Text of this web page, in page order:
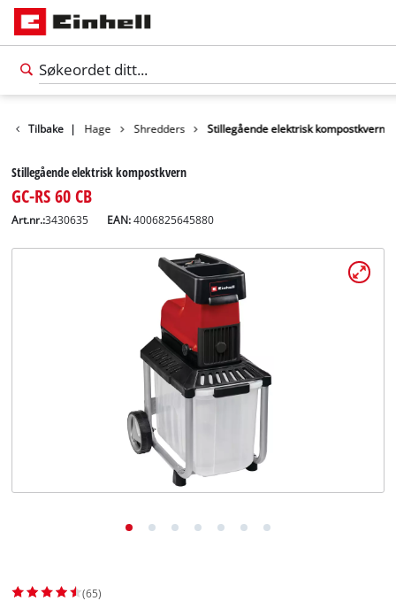
Tilbake |
Produkter Hage Shredders Stillegående elektrisk kompostkvern
Stillegående elektrisk kompostkvern
GC-RS 60 CB
Art.nr.:3430635 EAN:4006825645880
(65)